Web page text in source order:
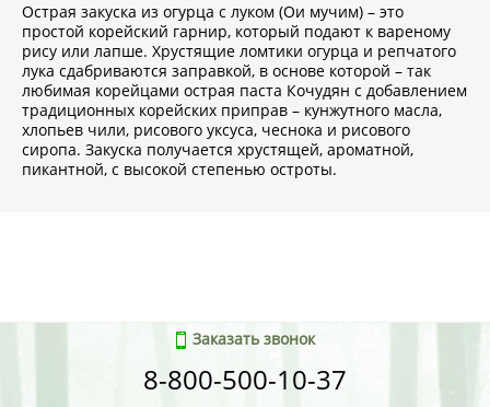
Острая закуска из огурца с луком (Ои мучим) – это
простой корейский гарнир, который подают к вареному
рису или лапше. Хрустящие ломтики огурца и репчатого
лука сдабриваются заправкой, в основе которой – так
любимая корейцами острая паста Кочудян с добавлением
традиционных корейских приправ – кунжутного масла,
хлопьев чили, рисового уксуса, чеснока и рисового
сиропа. Закуска получается хрустящей, ароматной,
пикантной, с высокой степенью остроты.
Заказать звонок
8-800-500-10-37